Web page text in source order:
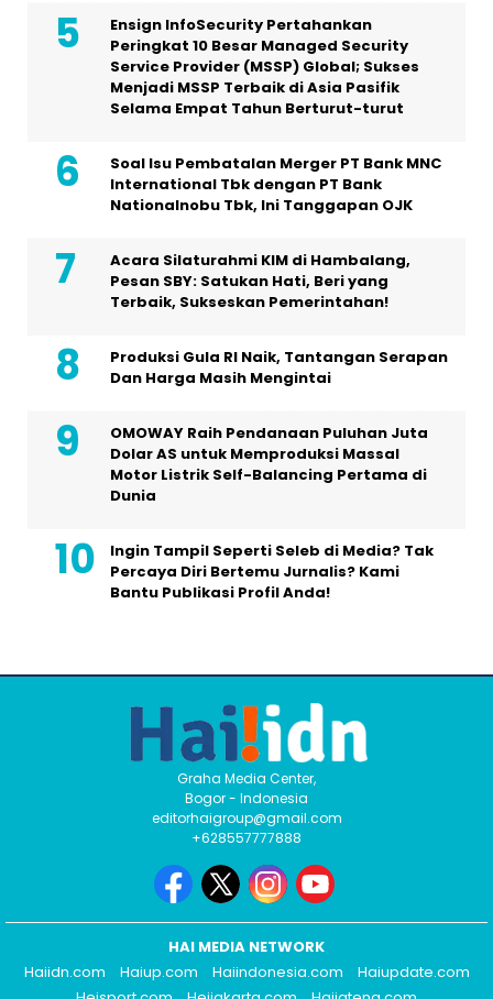
Ensign InfoSecurity Pertahankan
Peringkat 10 Besar Managed Security
Service Provider (MSSP) Global; Sukses
Menjadi MSSP Terbaik di Asia Pasifik
Selama Empat Tahun Berturut-turut
Soal Isu Pembatalan Merger PT Bank MNC
International Tbk dengan PT Bank
Nationalnobu Tbk, Ini Tanggapan OJK
Acara Silaturahmi KIM di Hambalang,
Pesan SBY: Satukan Hati, Beri yang
Terbaik, Sukseskan Pemerintahan!
Produksi Gula RI Naik, Tantangan Serapan
Dan Harga Masih Mengintai
OMOWAY Raih Pendanaan Puluhan Juta
Dolar AS untuk Memproduksi Massal
Motor Listrik Self-Balancing Pertama di
Dunia
Ingin Tampil Seperti Seleb di Media? Tak
Percaya Diri Bertemu Jurnalis? Kami
Bantu Publikasi Profil Anda!
Graha Media Center,
Bogor - Indonesia
editorhaigroup@gmail.com
+628557777888
HAI MEDIA NETWORK
Haiidn.com
Haiup.com Haiindonesia.com
Haiupdate.com